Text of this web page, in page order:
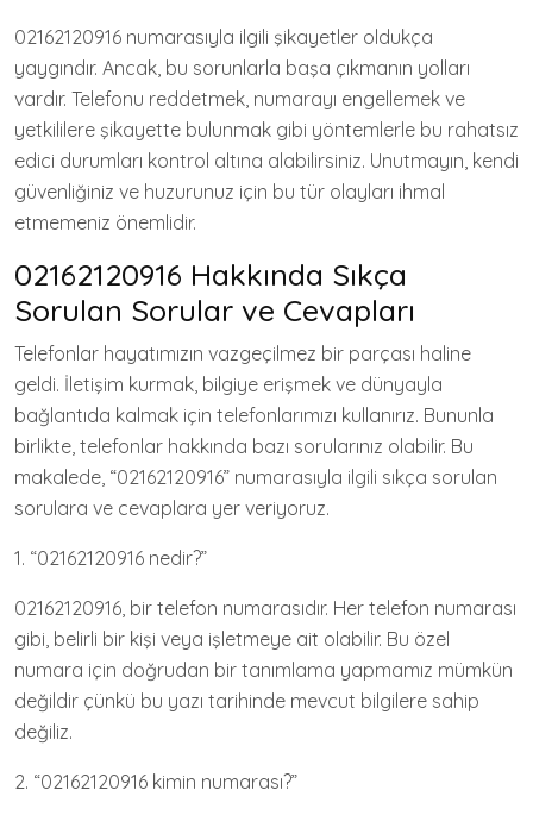
02162120916 numarasıyla ilgili şikayetler oldukça
yaygındır. Ancak, bu sorunlarla başa çıkmanın yolları
vardır. Telefonu reddetmek, numarayı engellemek ve
yetkililere şikayette bulunmak gibi yöntemlerle bu rahatsız
edici durumları kontrol altına alabilirsiniz. Unutmayın, kendi
güvenliğiniz ve huzurunuz için bu tür olayları ihmal
etmemeniz önemlidir.
02162120916 Hakkında Sıkça
Sorulan Sorular ve Cevapları
Telefonlar hayatımızın vazgeçilmez bir parçası haline
geldi. İletişim kurmak, bilgiye erişmek ve dünyayla
bağlantıda kalmak için telefonlarımızı kullanırız. Bununla
birlikte, telefonlar hakkında bazı sorularınız olabilir. Bu
makalede, “02162120916” numarasıyla ilgili sıkça sorulan
sorulara ve cevaplara yer veriyoruz.
1. “02162120916 nedir?”
02162120916, bir telefon numarasıdır. Her telefon numarası
gibi, belirli bir kişi veya işletmeye ait olabilir. Bu özel
numara için doğrudan bir tanımlama yapmamız mümkün
değildir çünkü bu yazı tarihinde mevcut bilgilere sahip
değiliz.
2. “02162120916 kimin numarası?”